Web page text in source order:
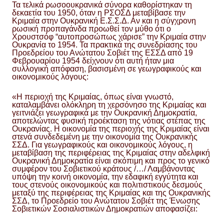
Τα τελικά ρωσοουκρανικά σύνορα καθορίστηκαν τη
δεκαετία του 1950, όταν η ΡΣΟΣΔ μεταβίβασε την
Κριμαία στην Ουκρανική Ε.Σ.Σ.Δ. Αν και η σύγχρονη
ρωσική προπαγάνδα προωθεί τον μύθο ότι ο
Χρουστσόφ “αυτοπροσώπως χάρισε” την Κριμαία στην
Ουκρανία το 1954. Τα πρακτικά της συνεδρίασης του
Προεδρείου του Ανώτατου Σοβιέτ της ΕΣΣΔ από 19
Φεβρουαρίου 1954 δείχνουν ότι αυτή ήταν μια
συλλογική απόφαση, βασισμένη σε γεωγραφικούς και
οικονομικούς λόγους:
«Η περιοχή της Κριμαίας, όπως είναι γνωστό,
καταλαμβάνει ολόκληρη τη χερσόνησο της Κριμαίας και
γειτνιάζει γεωγραφικά με την Ουκρανική Δημοκρατία,
αποτελώντας φυσική προέκταση της νότιας στέπας της
Ουκρανίας. Η οικονομία της περιοχής της Κριμαίας είναι
στενά συνδεδεμένη με την οικονομία της Ουκρανικής
ΣΣΔ. Για γεωγραφικούς και οικονομικούς λόγους, η
μεταβίβαση της περιφέρειας της Κριμαίας στην αδελφική
Ουκρανική Δημοκρατία είναι σκόπιμη και προς το γενικό
συμφέρον του Σοβιετικού κράτους /…/ Λαμβάνοντας
υπόψη την κοινή οικονομία, την εδαφική εγγύτητα και
τους στενούς οικονομικούς και πολιτιστικούς δεσμούς
μεταξύ της περιφέρειας της Κριμαίας και της Ουκρανικής
ΣΣΔ, το Προεδρείο του Ανώτατου Σοβιέτ της Ένωσης
Σοβιετικών Σοσιαλιστικών Δημοκρατιών αποφασίζει: